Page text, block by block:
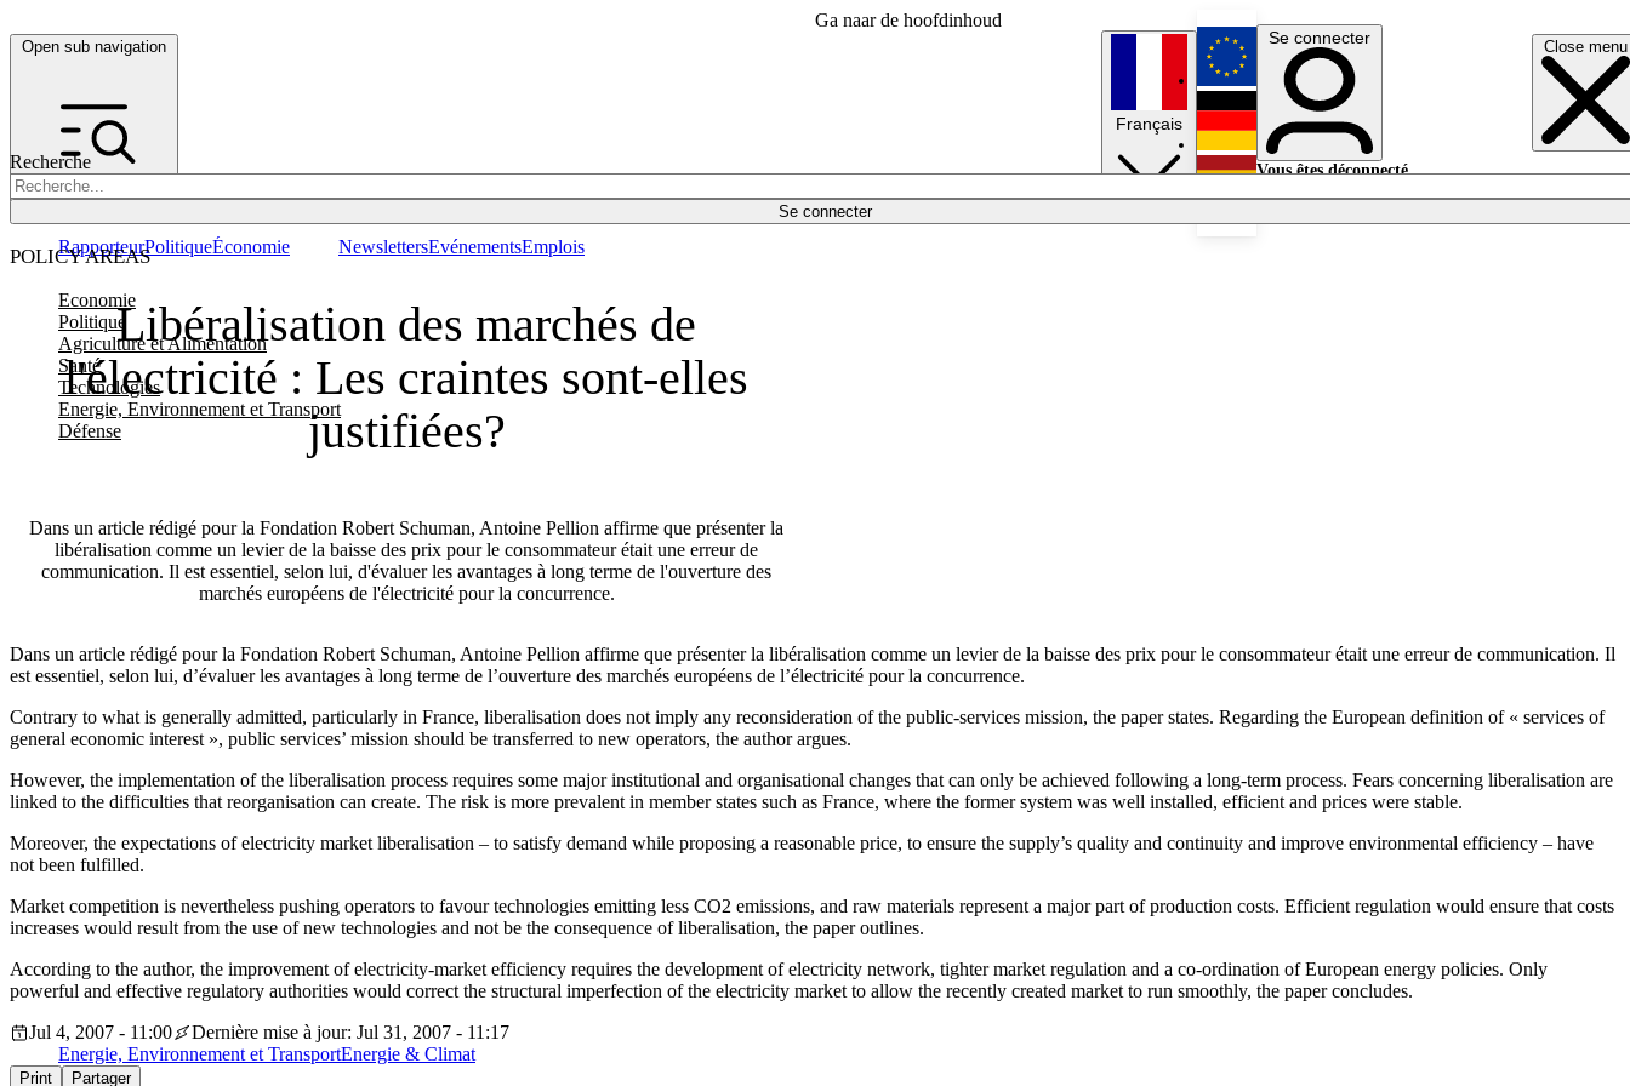
Ga naar de hoofdinhoud
Open sub navigation Close menu
Recherche
Se connecter
POLICY AREAS
Economie
Politique
Agriculture et Alimentation
Santé
Technologies
Energie, Environnement et Transport
Défense
RapporteurPolitiqueÉconomie NewslettersEvénementsEmplois
Français
English
Deutsch
Se connecter
Vous êtes déconnecté.
Libéralisation des marchés de
l'électricité : Les craintes sont-elles
justifiées?
Dans un article rédigé pour la Fondation Robert Schuman, Antoine Pellion affirme que présenter la
libéralisation comme un levier de la baisse des prix pour le consommateur était une erreur de
communication. Il est essentiel, selon lui, d'évaluer les avantages à long terme de l'ouverture des
marchés européens de l'électricité pour la concurrence.
Dans un article rédigé pour la Fondation Robert Schuman, Antoine Pellion affirme que présenter la libéralisation comme un levier de la baisse des prix pour le consommateur était une erreur de communication. Il
est essentiel, selon lui, d’évaluer les avantages à long terme de l’ouverture des marchés européens de l’électricité pour la concurrence.
Contrary to what is generally admitted, particularly in France, liberalisation does not imply any reconsideration of the public-services mission, the paper states. Regarding the European definition of « services of
general economic interest », public services’ mission should be transferred to new operators, the author argues.
However, the implementation of the liberalisation process requires some major institutional and organisational changes that can only be achieved following a long-term process. Fears concerning liberalisation are
linked to the difficulties that reorganisation can create. The risk is more prevalent in member states such as France, where the former system was well installed, efficient and prices were stable.
Moreover, the expectations of electricity market liberalisation – to satisfy demand while proposing a reasonable price, to ensure the supply’s quality and continuity and improve environmental efficiency – have
not been fulfilled.
Market competition is nevertheless pushing operators to favour technologies emitting less CO2 emissions, and raw materials represent a major part of production costs. Efficient regulation would ensure that costs
increases would result from the use of new technologies and not be the consequence of liberalisation, the paper outlines.
According to the author, the improvement of electricity-market efficiency requires the development of electricity network, tighter market regulation and a co-ordination of European energy policies. Only
powerful and effective regulatory authorities would correct the structural imperfection of the electricity market to allow the recently created market to run smoothly, the paper concludes.
Jul 4, 2007 - 11:00
Dernière mise à jour: Jul 31, 2007 - 11:17
Energie, Environnement et TransportEnergie & Climat
Print Partager